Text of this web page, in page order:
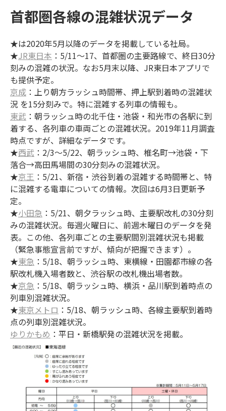
首都圏各線の混雑状況データ
★は2020年5月以降のデータを掲載している社局。
★JR東日本 ：5/11～17、首都圏の主要路線で、終日30分
刻みの混雑の状況。なお5月末以降、JR東日本アプリで
も提供予定。
京成 ：上り朝方ラッシュ時間帯、押上駅到着時の混雑状
況 を15分刻みで。特に混雑する列車の情報も。
東武 ：朝ラッシュ時の北千住・池袋・和光市の各駅に到
着する、各列車の車両ごとの混雑状況。2019年11月調査
時点ですが、詳細なデータです。
★西武 ：2/3～5/22、朝ラッシュ時、椎名町→池袋・下
落合→高田馬場間の30分刻みの混雑状況。
★京王 ：5/21、新宿・渋谷到着の混雑する時間帯と、特
に混雑する電車についての情報。次回は6月3日更新予
定。
★小田急 ：5/21、朝夕ラッシュ時、主要駅改札の30分刻
みの混雑状況。毎週火曜日に、前週木曜日のデータを発
表。この他、各列車ごとの主要駅間別混雑状況も掲載
（緊急事態宣言前ですが、傾向が把握できます）。
★東急 ：5/18、朝ラッシュ時、東横線・田園都市線の各
駅改札機入場者数と、渋谷駅の改札機出場者数。
★京急 ：5/18、朝ラッシュ時、横浜・品川駅到着時点の
列車別混雑状況。
★東京メトロ ：5/18、朝ラッシュ時、各線主要駅到着時
点の列車別混雑状況。
ゆりかもめ ：平日・新橋駅発の混雑状況を掲載。